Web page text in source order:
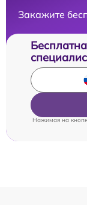
Закажите
Нажимая на